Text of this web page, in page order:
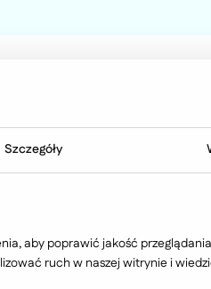
e-
Szczegóły
aby poprawić jakość
ruch w naszej witrynie i